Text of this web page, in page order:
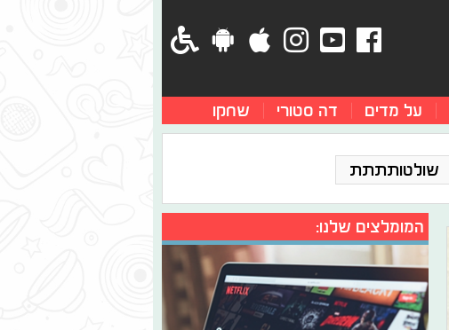
על מדים דה סטורי שחקו
שולטותתתת
המומלצים שלנו: